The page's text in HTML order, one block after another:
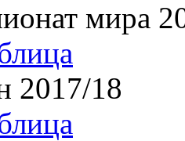
мира
2017/18